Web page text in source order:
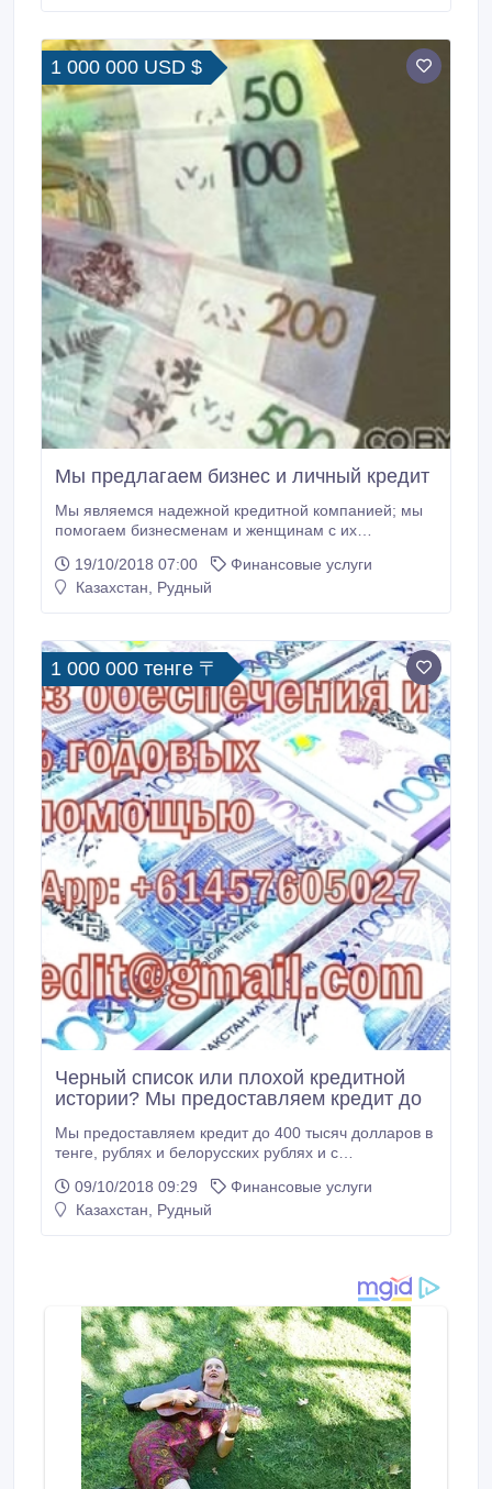
до 400 тысяч евро на срок от 1 до 30 лет.
1 000 000 USD $
Мы предлагаем бизнес и личный кредит
Мы являемся надежной кредитной компанией; мы
помогаем бизнесменам и женщинам с их
любые виды займа заинтересованной стороне,
поэтому, если вы заинтересованы в получении
отправлено кредитное дело.
19/10/2018 07:00
Финансовые услуги
Казахстан, Рудный
1 000 000 тенге 〒
Черный список или плохой кредитной
истории? Мы предоставляем кредит до
Мы предоставляем кредит до 400 тысяч долларов в
тенге, рублях и белорусских рублях и с
Единственным обязательным документом является
ваш паспорт и подписание документа кредитного
кредит консолидации задолженности.
09/10/2018 09:29
Финансовые услуги
Казахстан, Рудный